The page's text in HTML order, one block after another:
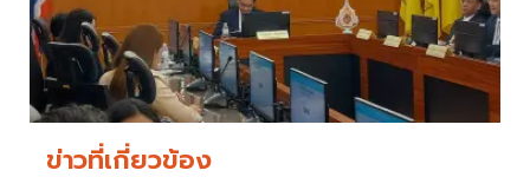
ข่าวที่เกี่ยวข้อง